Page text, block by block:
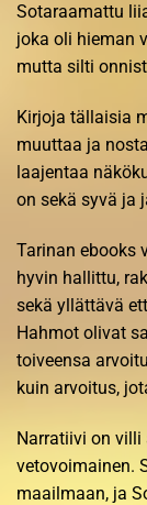
Sotaraamattu
joka oli hieman
mutta silti
Kirjoja tällaisia
muuttaa ja
laajentaa
on sekä syvä ja
Tarinan ebooks
hyvin hallittu,
sekä yllättävä
Hahmot olivat
toiveensa
kuin arvoitus,
Narratiivi on villi
vetovoimainen.
maailmaan, ja